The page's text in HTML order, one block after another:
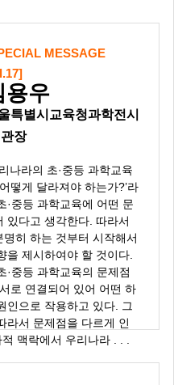
MESSAGE
용우
특별시교육청과학전시
장
나라의 초·중등 과학교육
떻게 달라져야 하는가?’라
·중등 과학교육에 어떤 문
있다고 생각한다. 따라서
히 하는 것부터 시작해서
을 제시하여야 할 것이다.
·중등 과학교육의 문제점
로 연결되어 있어 어떤 하
인으로 작용하고 있다. 그
라서 문제점을 다르게 인
맥락에서 우리나라 . . .